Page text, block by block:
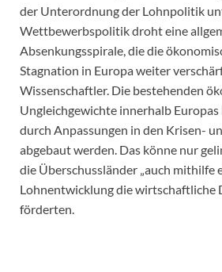
der Unterordnung der Lohnpolitik
Wettbewerbspolitik droht eine
Absenkungsspirale, die die
Stagnation in Europa weiter
Wissenschaftler. Die bestehenden
Ungleichgewichte innerhalb
durch Anpassungen in den Krisen-
abgebaut werden. Das könne nur
die Überschussländer „auch mithilfe
Lohnentwicklung die wirtschaftliche
förderten.